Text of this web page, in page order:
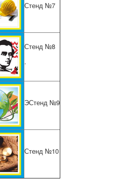
Стенд №7
Стенд №8
.
ЭСтенд №9
Стенд №10